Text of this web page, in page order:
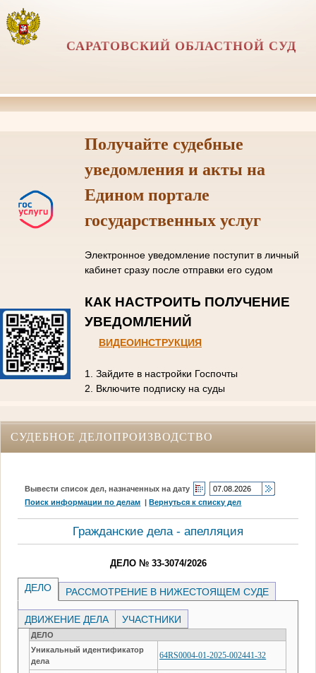
САРАТОВСКИЙ ОБЛАСТНОЙ СУД
Получайте судебные
уведомления и акты на
Едином портале
государственных услуг
Электронное уведомление поступит в личный
кабинет сразу после отправки его судом
КАК НАСТРОИТЬ ПОЛУЧЕНИЕ
УВЕДОМЛЕНИЙ
ВИДЕОИНСТРУКЦИЯ
1. Зайдите в настройки Госпочты
2. Включите подписку на суды
СУДЕБНОЕ ДЕЛОПРОИЗВОДСТВО
Вывести список дел, назначенных на дату
Поиск информации по делам |Вернуться к списку дел
Гражданские дела - апелляция
ДЕЛО № 33-3074/2026
ДЕЛО РАССМОТРЕНИЕ В НИЖЕСТОЯЩЕМ СУДЕ
ДВИЖЕНИЕ ДЕЛА УЧАСТНИКИ
ДЕЛО
Уникальный идентификатор
дела
64RS0004-01-2025-002441-32